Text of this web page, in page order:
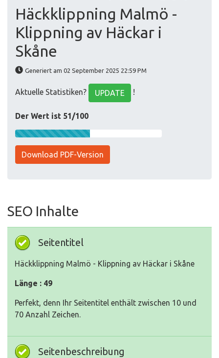
Häckklippning Malmö -
Klippning av Häckar i
Skåne
Generiert am 02 September 2025 22:59 PM
Aktuelle Statistiken? UPDATE !
Der Wert ist 51/100
Download PDF-Version
SEO Inhalte
Seitentitel
Häckklippning Malmö - Klippning av Häckar i Skåne
Länge : 49
Perfekt, denn Ihr Seitentitel enthält zwischen 10 und
70 Anzahl Zeichen.
Seitenbeschreibung